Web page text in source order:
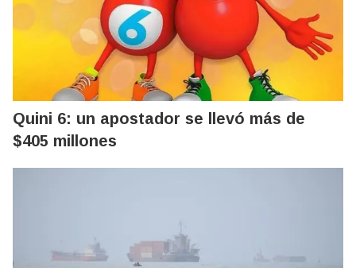
Quini 6: un apostador se llevó más de
$405 millones